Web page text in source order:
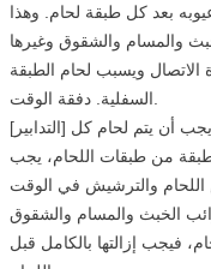
بعد كل طبقة لحام. وهذا
والمسام والشقوق وغيرها
ويسبب لحام الطبقة
[التدابير] عند لحام الألواح السميكة في طبقات متعددة، يجب أن يتم لحام كل
من طبقات اللحام، يجب
والترشيش في الوقت
الخبث والمسام والشقوق
فيجب إزالتها بالكامل قبل